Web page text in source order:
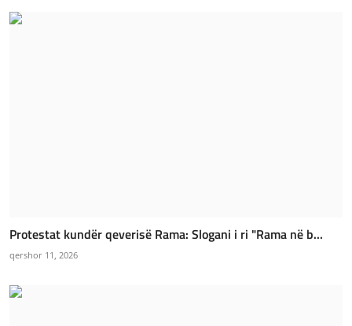
Protestat kundër qeverisë Rama: Slogani i ri "Rama në b...
qershor 11, 2026